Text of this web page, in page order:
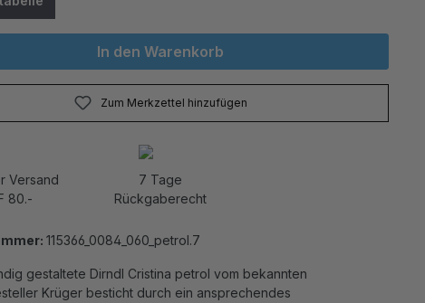
In den Warenkorb
Zum Merkzettel hinzufügen
Versand
80.-
7 Tage
Rückgaberecht
115366_0084_060_petrol.7
gestaltete Dirndl Cristina petrol vom bekannten
Krüger besticht durch ein ansprechendes